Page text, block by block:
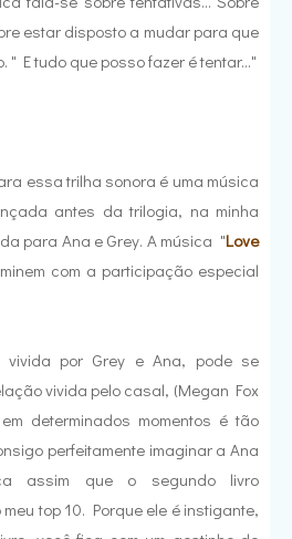
estar disposto a mudar para que
E tudo que posso fazer é tentar..."
essa trilha sonora é uma música
antes da trilogia, na minha
para Ana e Grey. A música "Love
com a participação especial
vivida por Grey e Ana, pode se
vivida pelo casal, (Megan Fox
determinados momentos é tão
perfeitamente imaginar a Ana
assim que o segundo livro
top 10. Porque ele é instigante,